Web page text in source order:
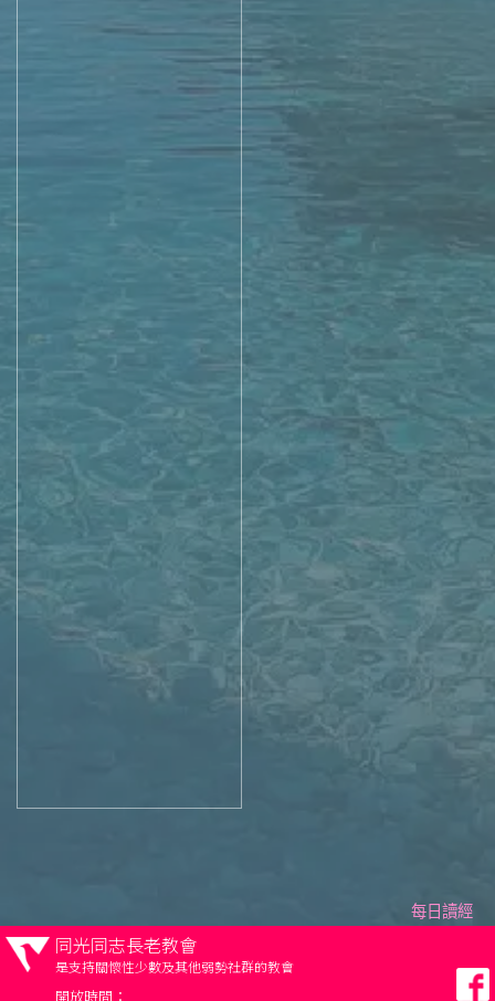
每日讀經
同光同志長老教會
是支持關懷性少數及其他弱勢社群的教會